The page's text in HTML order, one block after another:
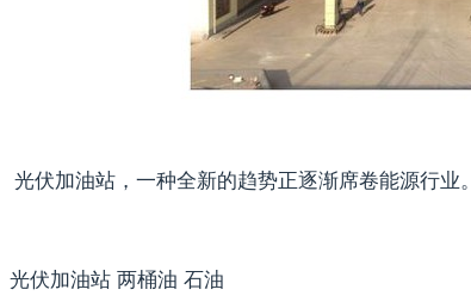
光伏加油站，一种全新的趋势正逐渐席卷能源行业。
光伏加油站 两桶油 石油